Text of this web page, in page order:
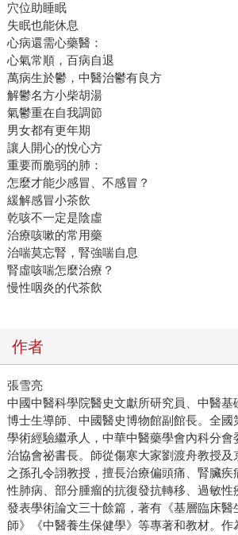
穴位助睡眠
失眠也能休息
心病還需心藥醫：
心氣常順，百病自退
萬病生於鬱，中醫治鬱有良方
解鬱名方小柴胡湯
氣鬱重在自我調節
男女都有更年期
讓人開心的悅心方
重要而脆弱的肺：
怎麼才能少感冒、不感冒？
緩解感冒小茶飲
乾咳不一定是陰虛
治療咳嗽的常用藥
治喘莫忘腎，腎強喘自息
腎虛咳喘怎麼治療？
慢性咽炎的代茶飲
作者
張雪亮
中國中醫科學院醫史文獻所研究員、中醫基
博士生導師、中國醫史博物館副館長。全國
學術經驗繼承人，中華中醫藥學會內科分會
治協會祕書長。師從傷寒大家劉渡舟教授及
之孫孔令詡教授，擅長治療偏頭痛、腎臟疾
性肺病、部分腫瘤的抗復發抗轉移、過敏性
發表學術論文三十餘篇，著有《基層臨床醫
師》《中醫養生保健學》等專著和教材。